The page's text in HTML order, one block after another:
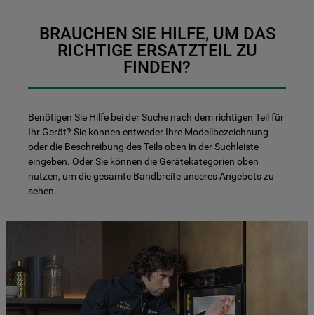
BRAUCHEN SIE HILFE, UM DAS
RICHTIGE ERSATZTEIL ZU
FINDEN?
Benötigen Sie Hilfe bei der Suche nach dem richtigen Teil für
Ihr Gerät? Sie können entweder Ihre Modellbezeichnung
oder die Beschreibung des Teils oben in der Suchleiste
eingeben. Oder Sie können die Gerätekategorien oben
nutzen, um die gesamte Bandbreite unseres Angebots zu
sehen.